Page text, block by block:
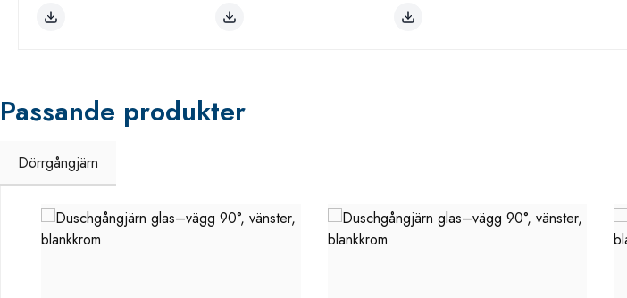
Passande produkter
Dörrgångjärn
Hoppa över produktgalleri